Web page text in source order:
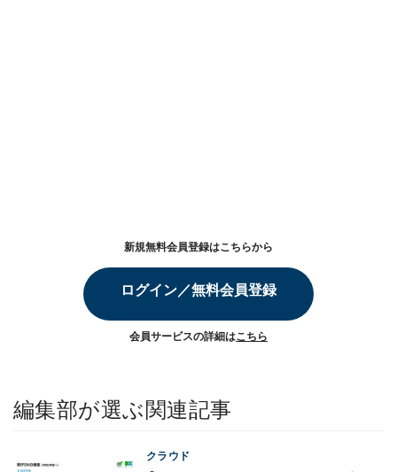
新規無料会員登録はこちらから
ログイン／無料会員登録
会員サービスの詳細はこちら
編集部が選ぶ関連記事
クラウド